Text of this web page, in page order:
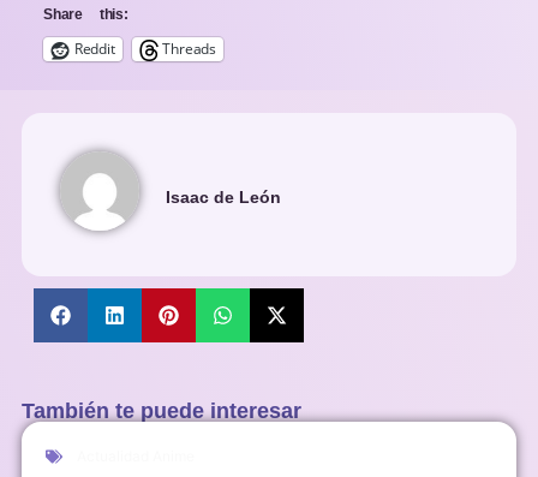
Share this:
Reddit Threads
Isaac de León
También te puede interesar